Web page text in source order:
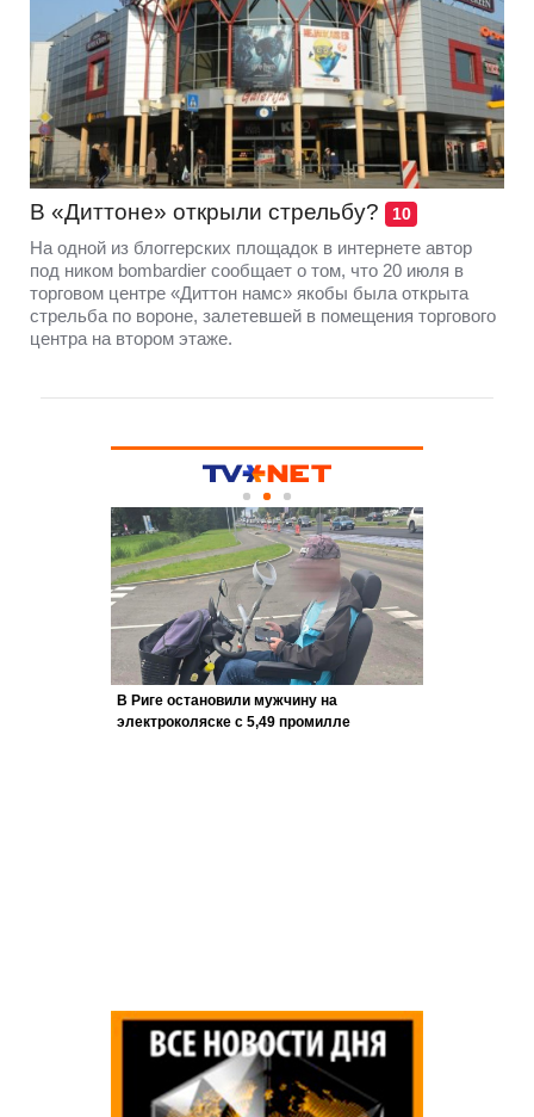
В «Диттоне» открыли стрельбу? 10
На одной из блоггерских площадок в интернете автор
под ником bombardier сообщает о том, что 20 июля в
торговом центре «Диттон намс» якобы была открыта
стрельба по вороне, залетевшей в помещения торгового
центра на втором этаже.